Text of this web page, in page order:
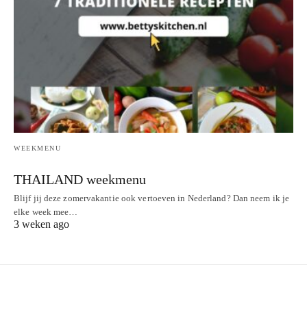
WEEKMENU
THAILAND weekmenu
Blijf jij deze zomervakantie ook vertoeven in Nederland? Dan neem ik je
elke week mee…
3 weken ago